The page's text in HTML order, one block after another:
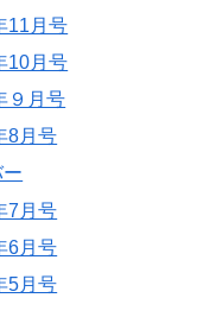
11月号
10月号
９月号
8月号
7月号
6月号
5月号